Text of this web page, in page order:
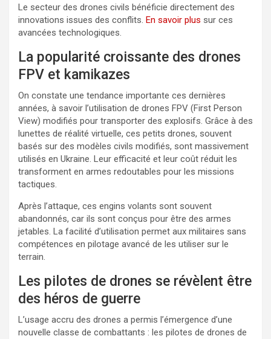
Le secteur des drones civils bénéficie directement des
innovations issues des conflits. En savoir plus sur ces
avancées technologiques.
La popularité croissante des drones
FPV et kamikazes
On constate une tendance importante ces dernières
années, à savoir l’utilisation de drones FPV (First Person
View) modifiés pour transporter des explosifs. Grâce à des
lunettes de réalité virtuelle, ces petits drones, souvent
basés sur des modèles civils modifiés, sont massivement
utilisés en Ukraine. Leur efficacité et leur coût réduit les
transforment en armes redoutables pour les missions
tactiques.
Après l’attaque, ces engins volants sont souvent
abandonnés, car ils sont conçus pour être des armes
jetables. La facilité d’utilisation permet aux militaires sans
compétences en pilotage avancé de les utiliser sur le
terrain.
Les pilotes de drones se révèlent être
des héros de guerre
L’usage accru des drones a permis l’émergence d’une
nouvelle classe de combattants : les pilotes de drones de